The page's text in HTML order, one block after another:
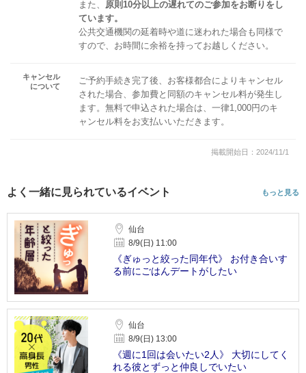
また、 原則10分以上の遅れてのご参加をお断りをし
ています。
公共交通機関の延着時や道に迷われた場合も同様で
すので、お時間に余裕を持ってお越しください。
キャンセル
について
ご予約手続き完了後、お客様都合によりキャンセル
された場合、参加費と同額のキャンセル料が発生し
ます。無料で申込された場合は、一律1,000円のキ
ャンセル料をお支払いいただきます。
掲載開始日：2024/11/1
よく一緒に見られているイベント もっと見る
仙台
8/9(日) 11:00
《ぎゅっと絞った同年代》 お付き合いす
る前にごはんデートがしたい
仙台
8/9(日) 13:00
《週に1回は会いたい2人》 大切にしてく
れる彼とずっと仲良しでいたい